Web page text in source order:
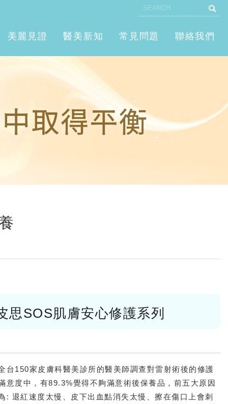
美麗見證 醫美新知 常見問題 聯絡我們
思SOS肌膚安心修護系列
台150家皮膚科醫美診所的醫美師調查對雷射術後的修護
意度中，有89.3%覺得不夠滿意術後保養品，前五大原因
: 退紅速度太慢、皮下出血點消失太慢、擦在傷口上會刺